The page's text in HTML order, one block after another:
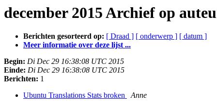
december 2015 Archief op
Berichten gesorteerd op: [ Draad ] [ onderwerp ] [ datum ]
Meer informatie over deze lijst ...
Begin: Di Dec 29 16:38:08 UTC 2015
Einde: Di Dec 29 16:38:08 UTC 2015
Berichten: 1
Ubuntu Translations Stats broken
Anne